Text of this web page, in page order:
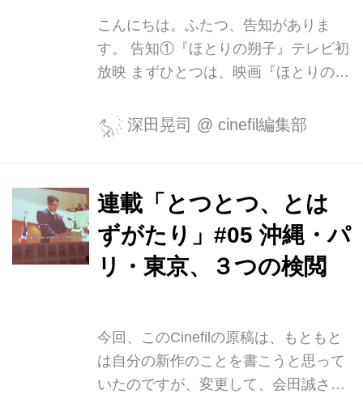
こんにちは。ふたつ、告知がありま
す。 告知①『ほとりの朔子』テレビ初
放映 まずひとつは、映画『ほとりの朔
レビで初放映されます！ ・・・と勇ん
で書いてみたものの、実は告知をさぼ
に過ぎ去ってしまったのですが、放映
自体は今月来月とまだまだ続きます。
視聴可能環境にある皆様、よければぜ
ひご覧ください。 【24時間まるごと二
階堂ふみが見たい！】 「ほとりの朔
を見るなら日本映画専門チャンネル
『ほとりの朔子』放送日：8月6日、8
月7日、8月29日、9月10日、9月15日
深田晃司 @ cinefil編集部
連載「とつとつ、とは
ずがたり」#05 沖縄・パ
リ・東京、３つの検閲
今回、このCinefilの原稿は、もともと
は自分の新作のことを書こうと思って
いたのですが、変更して、会田誠さん